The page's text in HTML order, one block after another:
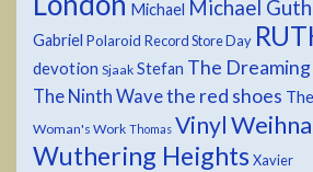
Michael Michael Guth
Gabriel Polaroid Record Store Day
devotion Sjaak Stefan The Dreaming
The Ninth Wavethe red shoes
Woman's Work Thomas Vinyl
Wuthering Heights Xavier